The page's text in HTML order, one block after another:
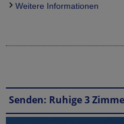
Weitere Informationen